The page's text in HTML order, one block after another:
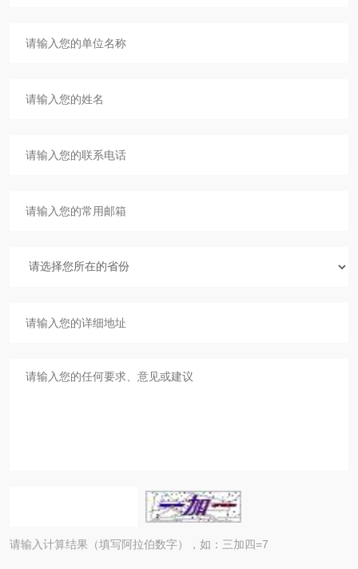
请输入计算结果（填写阿拉伯数字），如：三加四=7